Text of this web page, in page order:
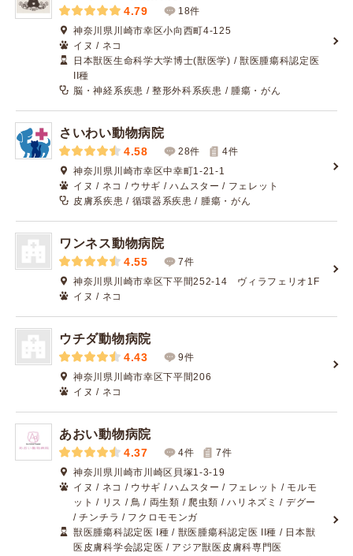
4.79
18件
神奈川県川崎市幸区小向西町4-125
イヌ / ネコ
日本獣医生命科学大学博士(獣医学) / 獣医腫瘍科認定医
II種
脳・神経系疾患 / 整形外科系疾患 / 腫瘍・がん
さいわい動物病院
4.58 28件 4件
神奈川県川崎市幸区中幸町1-21-1
イヌ / ネコ / ウサギ / ハムスター / フェレット
皮膚系疾患 / 循環器系疾患 / 腫瘍・がん
ワンネス動物病院
4.55
7件
神奈川県川崎市幸区下平間252-14 ヴィラフェリオ1F
イヌ / ネコ
ウチダ動物病院
4.43
9件
神奈川県川崎市幸区下平間206
イヌ / ネコ
あおい動物病院
4.37 4件 7件
神奈川県川崎市川崎区貝塚1-3-19
イヌ / ネコ / ウサギ / ハムスター / フェレット / モルモ
ット / リス / 鳥 / 両生類 / 爬虫類 / ハリネズミ / デグー
/ チンチラ / フクロモモンガ
獣医腫瘍科認定医 I種 / 獣医腫瘍科認定医 II種 / 日本獣
医皮膚科学会認定医 / アジア獣医皮膚科専門医